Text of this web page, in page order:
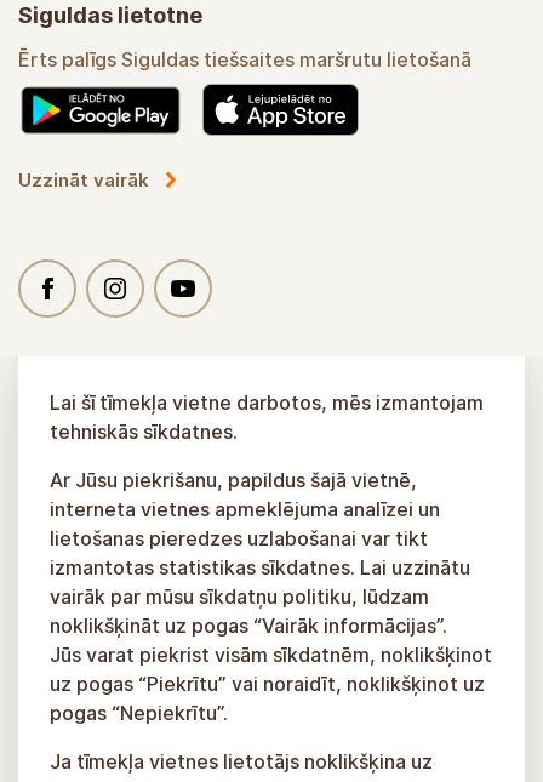
Siguldas lietotne
Ērts palīgs Siguldas tiešsaites maršrutu lietošanā
Uzzināt vairāk
Lai šī tīmekļa vietne darbotos, mēs izmantojam
tehniskās sīkdatnes.
Ar Jūsu piekrišanu, papildus šajā vietnē,
interneta vietnes apmeklējuma analīzei un
lietošanas pieredzes uzlabošanai var tikt
izmantotas statistikas sīkdatnes. Lai uzzinātu
vairāk par mūsu sīkdatņu politiku, lūdzam
noklikšķināt uz pogas “Vairāk informācijas”.
Jūs varat piekrist visām sīkdatnēm, noklikšķinot
uz pogas “Piekrītu” vai noraidīt, noklikšķinot uz
pogas “Nepiekrītu”.
Ja tīmekļa vietnes lietotājs noklikšķina uz